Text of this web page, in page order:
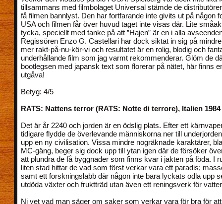
tillsammans med filmbolaget Universal stämde de
få filmen bannlyst. Den har fortfarande inte givits ut på någon
USA och filmen får över huvud taget inte visas där. Lite
tycka, speciellt med tanke på att ”Hajen” är en i alla
Regissören Enzo G. Castellari har dock siktat in sig på
mer rakt-på-nu-kör-vi och resultatet är en rolig, blodig och
underhållande film som jag varmt rekommenderar. Glöm de
bootlegsen med japansk text som florerar på nätet, här finns
utgåva!
Betyg: 4/5
RATS: Nattens terror (RATS: Notte di terrore), Italien 1984
Det är år 2240 och jorden är en ödslig plats. Efter ett
tidigare flydde de överlevande människorna ner till
upp en ny civilisation. Vissa mindre nogräknade karaktärer,
MC-gäng, beger sig dock upp till ytan igen där de försöker
att plundra de få byggnader som finns kvar i jakten på föda. I
liten stad hittar de vad som först verkar vara ett paradis;
samt ett forskningslabb där någon inte bara lyckats odla upp
utdöda växter och fruktträd utan även ett reningsverk för
Ni vet vad man säger om saker som verkar vara för bra för